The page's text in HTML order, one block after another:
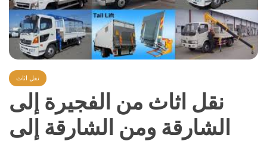
نقل اثاث
نقل اثاث من الفجيرة إلى
الشارقة ومن الشارقة إلى